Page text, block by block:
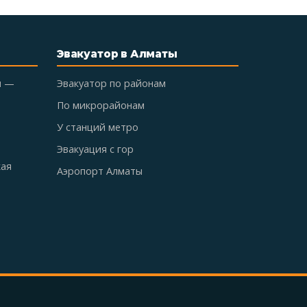
—
Эвакуатор в Алматы
Эвакуатор по районам
По микрорайонам
У станций метро
Эвакуация с гор
Аэропорт Алматы